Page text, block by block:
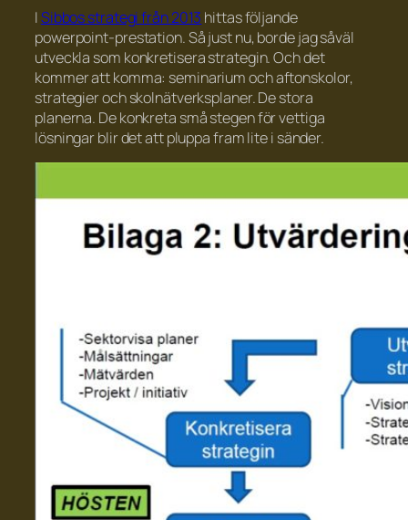
ISibbos strategi från 2013 hittas följande
powerpoint-prestation. Så just nu, borde jag såväl
utveckla som konkretisera strategin. Och det
kommer att komma: seminarium och aftonskolor,
strategier och skolnätverksplaner. De stora
planerna. De konkreta små stegen för vettiga
lösningar blir det att pluppa fram lite i sänder.